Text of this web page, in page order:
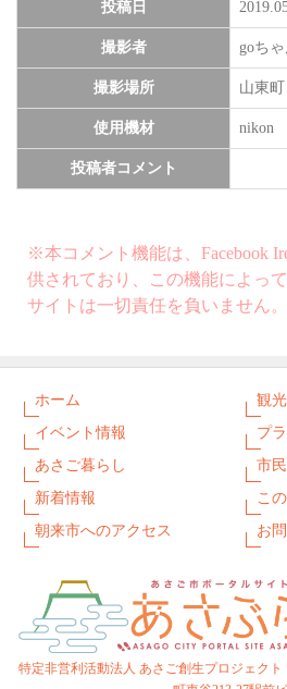
投稿日
撮影者 goち
撮影場所 山東
使用機材 nikon
投稿者コメント
※本コメント機能は、Facebook
供されており、この機能によっ
サイトは一切責任を負いません。
ホーム
観
イベント情報
プ
あさご暮らし
市
新着情報
こ
朝来市へのアクセス
お
特定非営利活動法人 あさご創生プロジェクト